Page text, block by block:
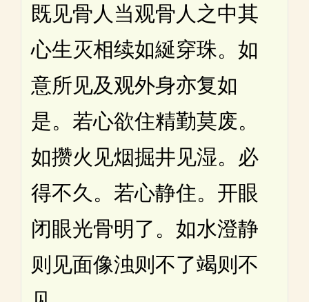
既见骨人当观骨人之中其
心生灭相续如綖穿珠。如
意所见及观外身亦复如
是。若心欲住精勤莫废。
如攒火见烟掘井见湿。必
得不久。若心静住。开眼
闭眼光骨明了。如水澄静
则见面像浊则不了竭则不